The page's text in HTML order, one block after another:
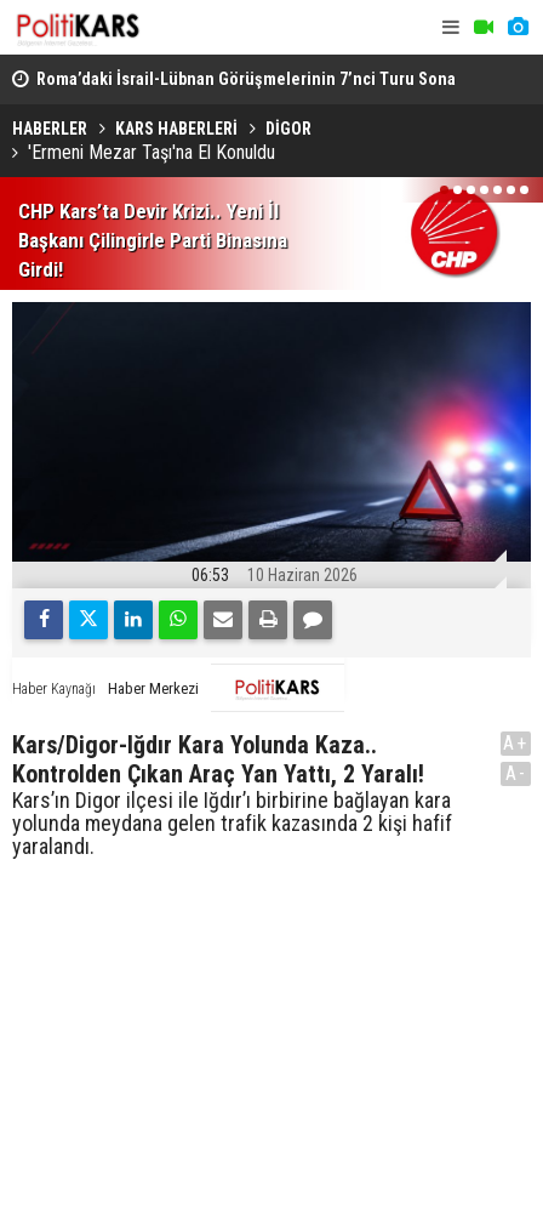
Roma’daki İsrail-Lübnan Görüşmelerinin 7’nci Turu Sona
Erdi
HABERLER KARS HABERLERİ DİGOR
'Ermeni Mezar Taşı'na El Konuldu
CHP Kars’ta Devir Krizi.. Yeni İl
Başkanı Çilingirle Parti Binasına
Girdi!
1 2 3 4 5 6 7
06:53 10 Haziran 2026
Haber Kaynağı Haber Merkezi
Kars/Digor-Iğdır Kara Yolunda Kaza..
Kontrolden Çıkan Araç Yan Yattı, 2 Yaralı!
Kars’ın Digor ilçesi ile Iğdır’ı birbirine bağlayan kara
yolunda meydana gelen trafik kazasında 2 kişi hafif
yaralandı.
A+
A-